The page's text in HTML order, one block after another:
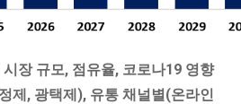
장 규모, 점유율, 코로나19 영향
제, 광택제), 유통 채널별(온라인